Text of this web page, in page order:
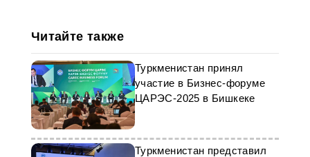
Читайте также
Туркменистан принял
участие в Бизнес-форуме
ЦАРЭС-2025 в Бишкеке
Туркменистан представил